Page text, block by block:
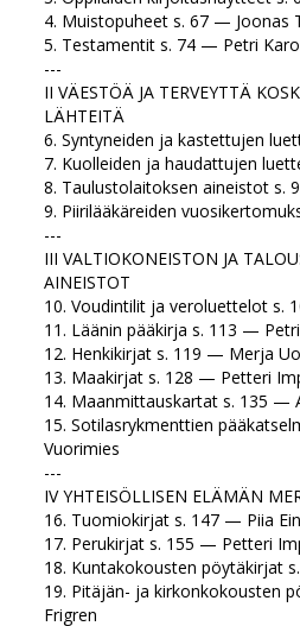
4. Muistopuheet s. 67 — Joonas
5. Testamentit s. 74 — Petri
---
II VÄESTÖÄ JA TERVEYTTÄ
LÄHTEITÄ
6. Syntyneiden ja kastettujen
7. Kuolleiden ja haudattujen
8. Taulustolaitoksen aineistot s.
9. Piirilääkäreiden
---
III VALTIOKONEISTON JA
AINEISTOT
10. Voudintilit ja veroluettelot s.
11. Läänin pääkirja s. 113 —
12. Henkikirjat s. 119 — Merja
13. Maakirjat s. 128 — Petteri
14. Maanmittauskartat s. 135 —
15. Sotilasrykmenttien
Vuorimies
---
IV YHTEISÖLLISEN ELÄMÄN
16. Tuomiokirjat s. 147 — Piia
17. Perukirjat s. 155 — Petteri
18. Kuntakokousten pöytäkirjat
19. Pitäjän- ja kirkonkokousten
Frigren